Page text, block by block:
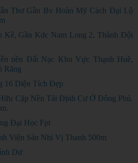
Thơ Gần Bv Hoàn Mỹ Cách Đại Lộ
Kề, Gần Kdc Nam Long 2, Thành Đội
nền Đất Nạc Khu Vực Thạnh Huề,
Răng
16 Diện Tích Đẹp
Cặp Nền Tái Định Cư Ở Đông Phú.
Đại Học Fpt
Viện Sản Nhi Vị Thanh 500m
Dư